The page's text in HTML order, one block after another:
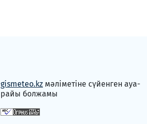
gismeteo.kz мәліметіне сүйенген ауа-
райы болжамы